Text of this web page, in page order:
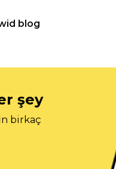
blog
şey
birkaç